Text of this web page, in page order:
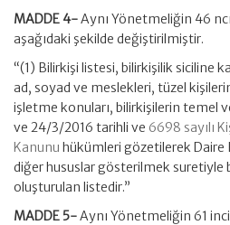
MADDE 4-Aynı Yönetmeliğin 46
aşağıdaki şekilde değiştirilmiştir.
“(1) Bilirkişi listesi, bilirkişilik siciline
ad, soyad ve meslekleri, tüzel
işletme konuları, bilirkişilerin temel
ve 24/3/2016 tarihli ve 6698 sayılı
Kanunu hükümleri gözetilerek Daire
diğer hususlar gösterilmek suretiyle
oluşturulan listedir.”
MADDE 5-Aynı Yönetmeliğin 61